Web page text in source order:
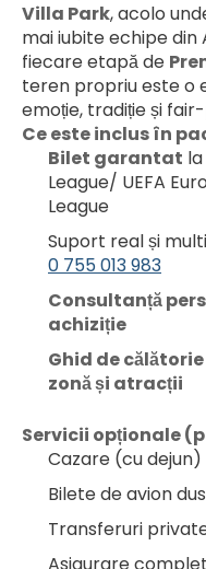
Villa Park, acolo
mai iubite echipe din
fiecare etapă de
teren propriu este o
emoție, tradiție și
Ce este inclus în
Bilet garantat
League/ UEFA
League
Suport real și
0 755 013 983
Consultanță
achiziție
Ghid de
zonă și atracții
Servicii opționale
Cazare (cu dejun)
Bilete de avion
Transferuri